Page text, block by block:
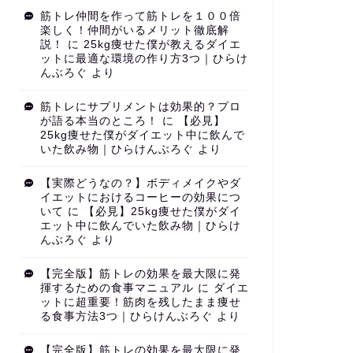
筋トレ仲間を作って筋トレを１００倍
楽しく！仲間がいるメリット徹底解
説！
に 25kg痩せた僕が教えるダイエ
ットに最適な環境の作り方3つ｜ひらけ
んぶろぐ より
筋トレにサプリメントは効果的？プロ
が語る本当のところ！
に
【必見】
25kg痩せた僕がダイエット中に飲んで
いた飲み物｜ひらけんぶろぐ より
【実際どうなの？】ボディメイクやダ
イエットにおけるコーヒーの効果につ
いて に
【必見】25kg痩せた僕がダイ
エット中に飲んでいた飲み物｜ひらけ
んぶろぐ より
【完全版】筋トレの効果を最大限に発
揮するための食事マニュアル に ダイエ
ットに超重要！筋肉を残したまま痩せ
る食事方法3つ｜ひらけんぶろぐ より
【完全版】筋トレの効果を最大限に発